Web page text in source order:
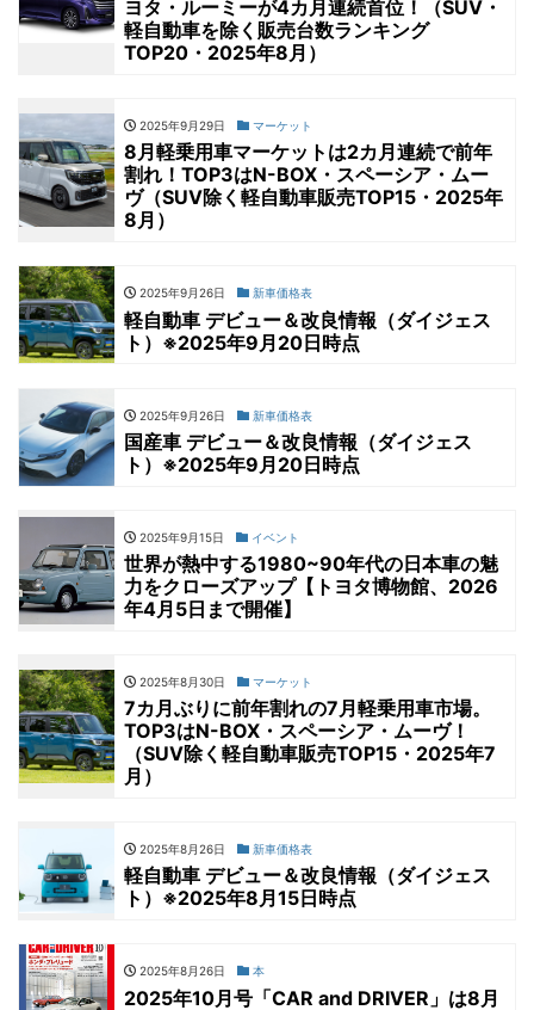
ヨタ・ルーミーが4カ月連続首位！（SUV・
軽自動車を除く販売台数ランキング
TOP20・2025年8月）
2025年9月29日 マーケット
8月軽乗用車マーケットは2カ月連続で前年
割れ！TOP3はN-BOX・スペーシア・ムー
ヴ（SUV除く軽自動車販売TOP15・2025年
8月）
2025年9月26日 新車価格表
軽自動車 デビュー＆改良情報（ダイジェス
ト）※2025年9月20日時点
2025年9月26日 新車価格表
国産車 デビュー＆改良情報（ダイジェス
ト）※2025年9月20日時点
2025年9月15日 イベント
世界が熱中する1980~90年代の日本車の魅
力をクローズアップ【トヨタ博物館、2026
年4月5日まで開催】
2025年8月30日 マーケット
7カ月ぶりに前年割れの7月軽乗用車市場。
TOP3はN-BOX・スペーシア・ムーヴ！
（SUV除く軽自動車販売TOP15・2025年7
月）
2025年8月26日 新車価格表
軽自動車 デビュー＆改良情報（ダイジェス
ト）※2025年8月15日時点
2025年8月26日 本
2025年10月号「CAR and DRIVER」は8月